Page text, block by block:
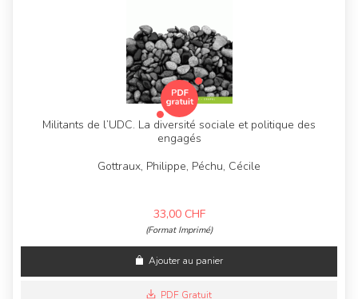
Militants de l’UDC. La diversité sociale et politique des
engagés
Gottraux, Philippe, Péchu, Cécile
33,00 CHF
(Format Imprimé)
Ajouter au panier
PDF Gratuit